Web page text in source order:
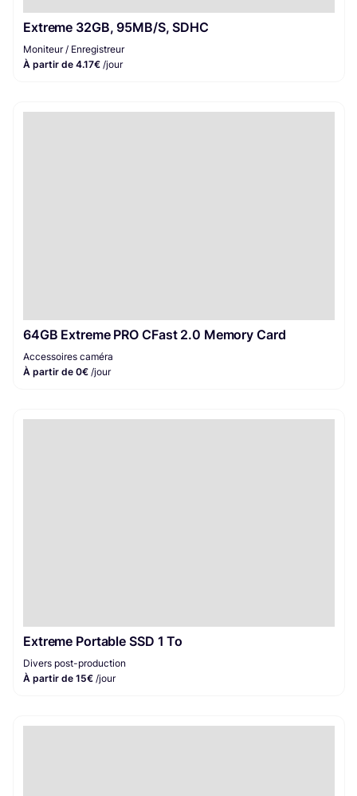
Extreme 32GB, 95MB/S, SDHC
Moniteur / Enregistreur
À partir de 4.17€ /jour
64GB Extreme PRO CFast 2.0 Memory Card
Accessoires caméra
À partir de 0€ /jour
Extreme Portable SSD 1 To
Divers post-production
À partir de 15€ /jour